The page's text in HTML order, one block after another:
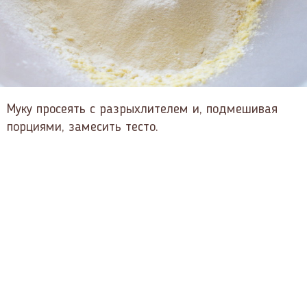
Муку просеять с разрыхлителем и, подмешивая
порциями, замесить тесто.